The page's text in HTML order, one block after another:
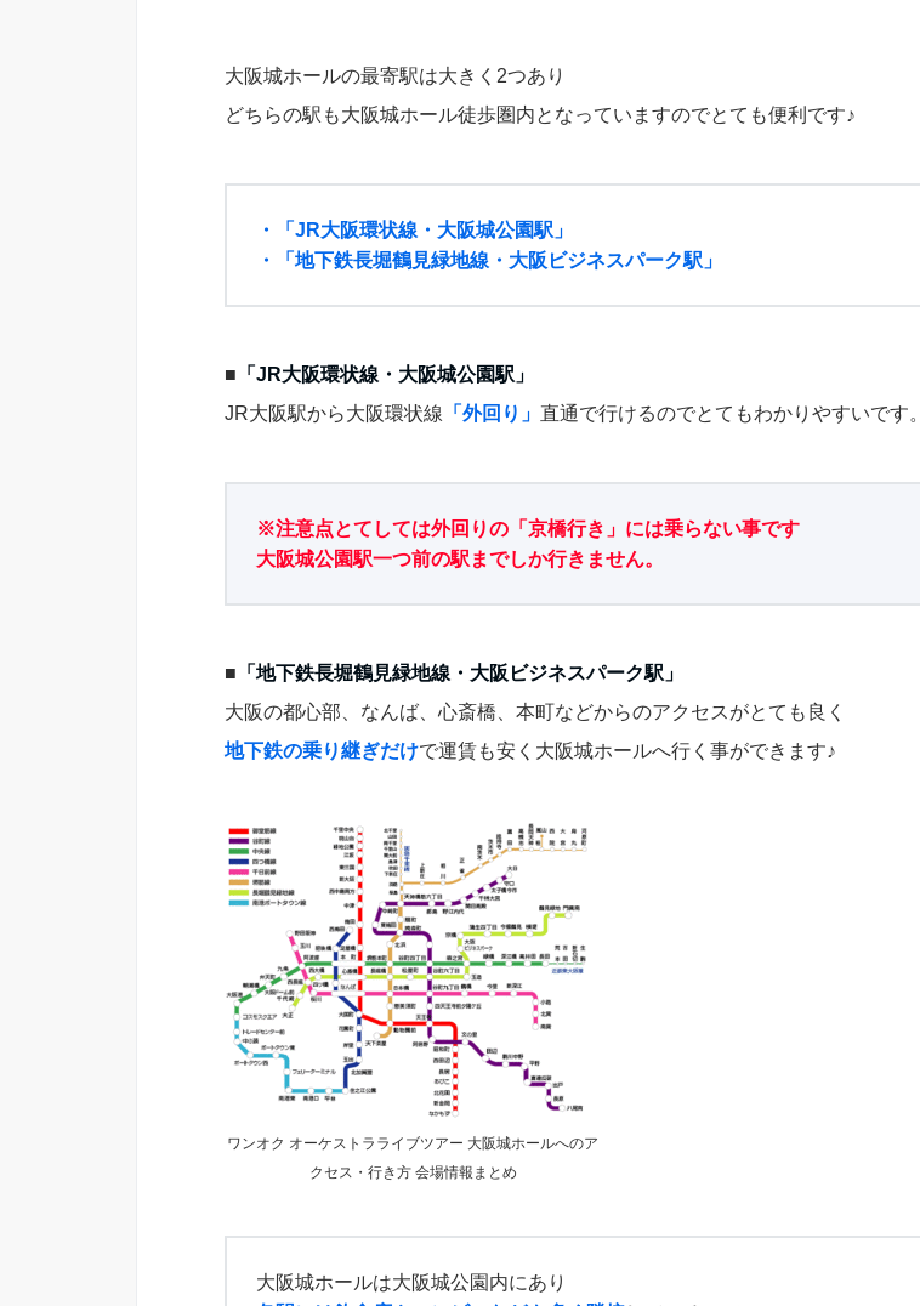
大阪城ホールの最寄駅は大きく2つあり
どちらの駅も大阪城ホール徒歩圏内となっていますのでとても便利です♪
・「JR大阪環状線・大阪城公園駅」
・「地下鉄長堀鶴見緑地線・大阪ビジネスパーク駅」
■ 「JR大阪環状線・大阪城公園駅」
JR大阪駅から大阪環状線 「外回り」 直通で行けるのでとてもわかりやすいです。
※注意点とてしては外回りの「京橋行き」には乗らない事です
大阪城公園駅一つ前の駅までしか行きません。
■ 「地下鉄長堀鶴見緑地線・大阪ビジネスパーク駅」
大阪の都心部、なんば、心斎橋、本町などからのアクセスがとても良く
地下鉄の乗り継ぎだけで運賃も安く大阪城ホールへ行く事ができます♪
ワンオク オーケストラライブツアー 大阪城ホールへのア
クセス・行き方 会場情報まとめ
大阪城ホールは大阪城公園内にあり